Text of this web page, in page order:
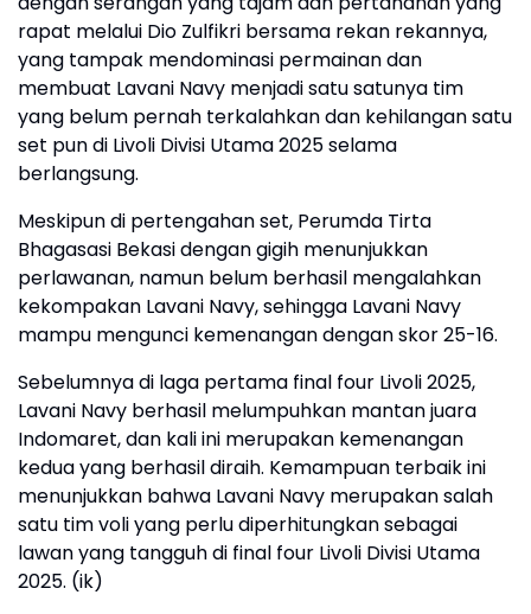
rapat melalui Dio Zulfikri bersama rekan rekannya,
yang tampak mendominasi permainan dan
membuat Lavani Navy menjadi satu satunya tim
yang belum pernah terkalahkan dan kehilangan satu
set pun di Livoli Divisi Utama 2025 selama
berlangsung.
Meskipun di pertengahan set, Perumda Tirta
Bhagasasi Bekasi dengan gigih menunjukkan
perlawanan, namun belum berhasil mengalahkan
kekompakan Lavani Navy, sehingga Lavani Navy
mampu mengunci kemenangan dengan skor 25-16.
Sebelumnya di laga pertama final four Livoli 2025,
Lavani Navy berhasil melumpuhkan mantan juara
Indomaret, dan kali ini merupakan kemenangan
kedua yang berhasil diraih. Kemampuan terbaik ini
menunjukkan bahwa Lavani Navy merupakan salah
satu tim voli yang perlu diperhitungkan sebagai
lawan yang tangguh di final four Livoli Divisi Utama
2025. (ik)